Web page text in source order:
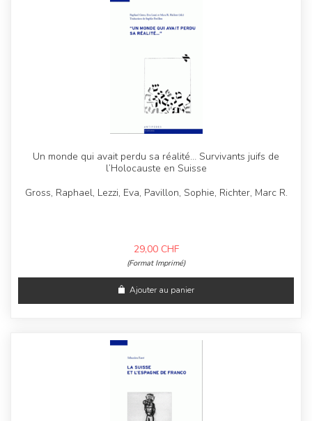
Un monde qui avait perdu sa réalité… Survivants juifs de
l’Holocauste en Suisse
Gross, Raphael, Lezzi, Eva, Pavillon, Sophie, Richter, Marc R.
29,00 CHF
(Format Imprimé)
Ajouter au panier